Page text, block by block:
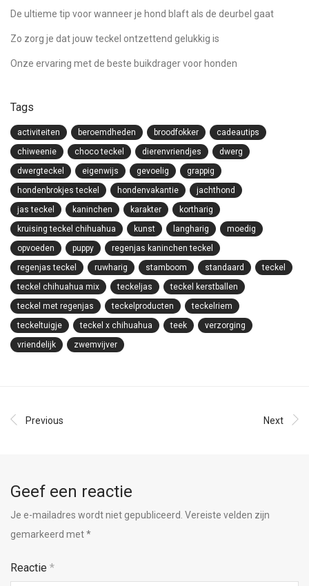
De ultieme tip voor wanneer je hond blaft als de deurbel gaat
Zo zorg je dat jouw teckel ontzettend gelukkig is
Onze ervaring met de beste buikdrager voor honden
Tags
activiteiten beroemdheden broodfokker
cadeautips
chiweenie
choco teckel dierenvriendjes
dwerg
dwergteckel
eigenwijs gevoelig
grappig
hondenbrokjes teckel
hondenvakantie
jachthond
jas teckel
kaninchen karakter
kortharig
kruising teckel chihuahua
kunst langharig
moedig
opvoeden
puppy
regenjas kaninchen teckel
regenjas teckel
ruwharig stamboom standaard
teckel
teckel chihuahua mix
teckeljas
teckel kerstballen
teckel met regenjas
teckelproducten
teckelriem
teckeltuigje
teckel x chihuahua teek
verzorging
vriendelijk
zwemvijver
Previous Next
Geef een reactie
Je e-mailadres wordt niet gepubliceerd. Vereiste velden zijn
gemarkeerd met*
Reactie *